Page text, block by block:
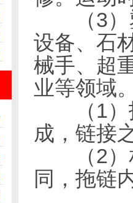
（3）塑
设备、石
械手、超
业等领域
（1）拖
成，链接
（2）相
同，拖链